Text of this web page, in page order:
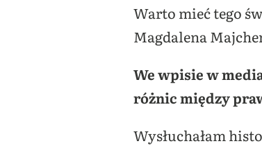
Warto mieć tego
Magdalena
We wpisie w
różnic między
Wysłuchałam